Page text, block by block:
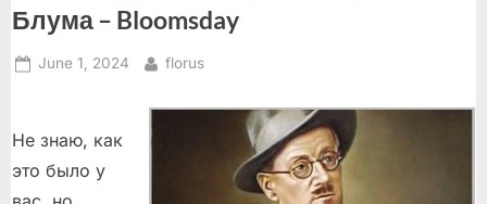
Блума – Bloomsday
Posted
June 1, 2024 By
florus
Не знаю, как
это было у